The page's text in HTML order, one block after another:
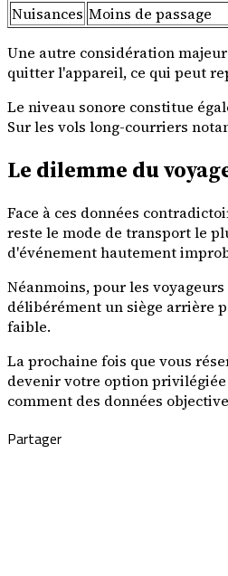
Nuisances Moins de passage
Une autre considération
quitter l'appareil, ce qui peut
Le niveau sonore constitue
Sur les vols long-courriers
Le dilemme du
Face à ces données
reste le mode de transport le
d'événement hautement
Néanmoins, pour les
délibérément un siège arrière
faible.
La prochaine fois que vous
devenir votre option
comment des données
Partager